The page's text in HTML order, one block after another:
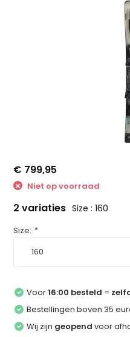
€ 799,95
Niet op voorraad
2 variaties Size : 160
Size: *
Voor16:00 besteld =
Bestellingen boven 35
Wij zijn geopend voor